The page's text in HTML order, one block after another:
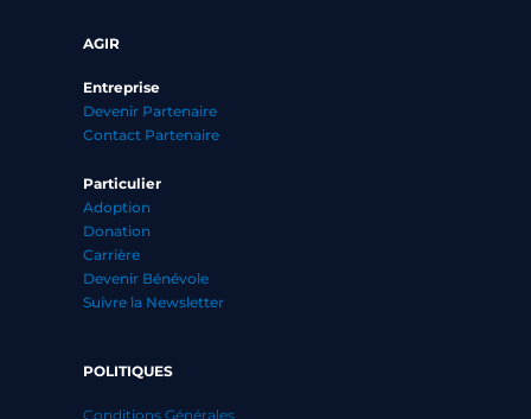
AGIR
Entreprise
Devenir Partenaire
Contact Partenaire
Particulier
Adoption
Donation
Carrière
Devenir Bénévole
Suivre la Newsletter
POLITIQUES
Conditions Générales